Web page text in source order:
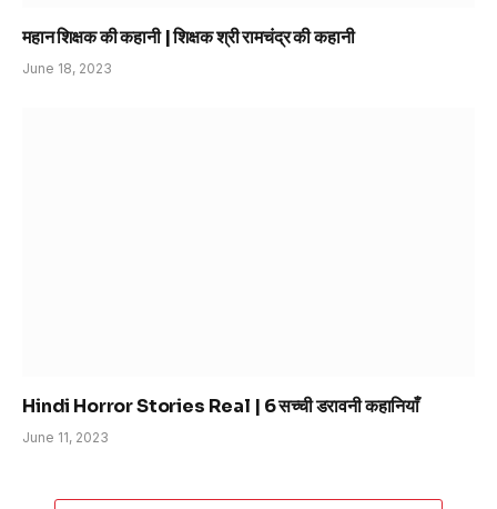
महान शिक्षक की कहानी | शिक्षक श्री रामचंद्र की कहानी
June 18, 2023
Hindi Horror Stories Real | 6 सच्ची डरावनी कहानियाँ
June 11, 2023